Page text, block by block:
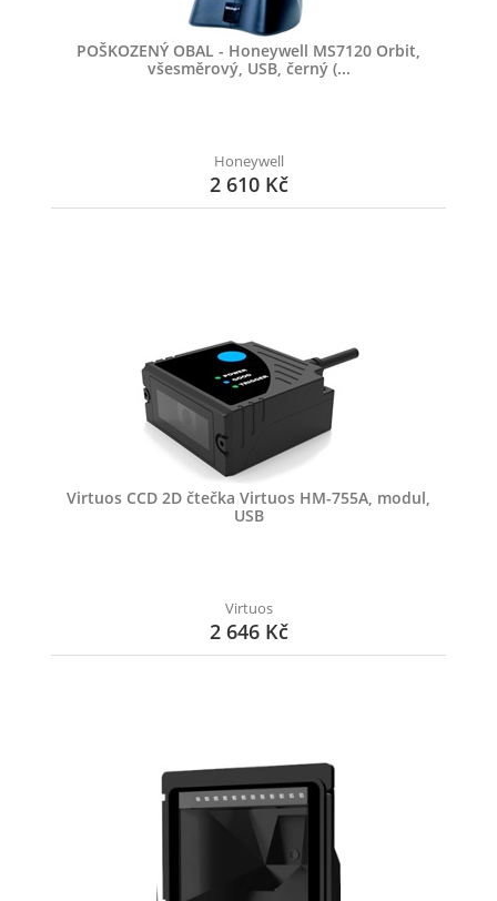
POŠKOZENÝ OBAL - Honeywell MS7120 Orbit,
všesměrový, USB, černý (...
Honeywell
2 610 Kč
Virtuos CCD 2D čtečka Virtuos HM-755A, modul,
USB
Virtuos
2 646 Kč